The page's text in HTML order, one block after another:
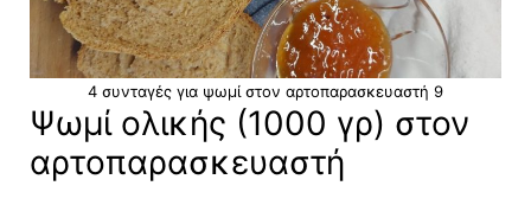
4 συνταγές για ψωμί στον αρτοπαρασκευαστή 9
Ψωμί ολικής (1000 γρ) στον
αρτοπαρασκευαστή